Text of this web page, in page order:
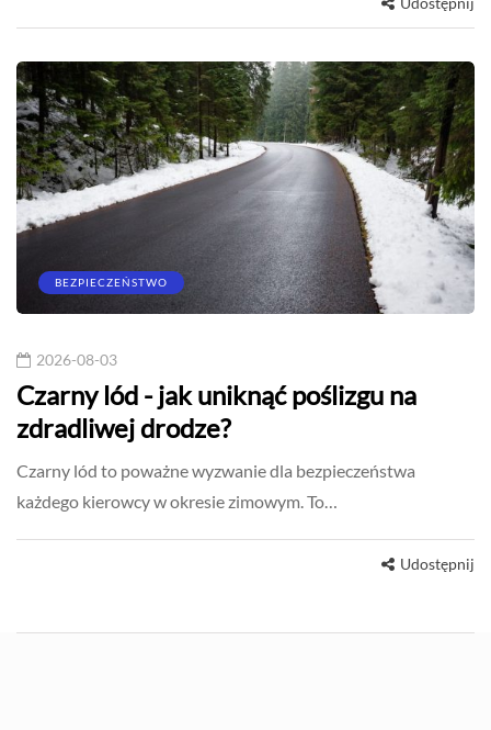
BEZPIECZEŃSTWO
2026-08-03
Czarny lód - jak uniknąć poślizgu na
zdradliwej drodze?
Czarny lód to poważne wyzwanie dla bezpieczeństwa
każdego kierowcy w okresie zimowym. To…
Udostępnij